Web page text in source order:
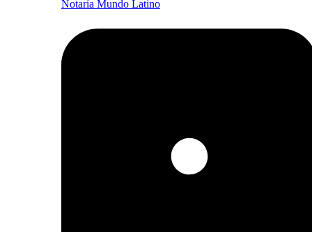
Notaría Mundo Latino